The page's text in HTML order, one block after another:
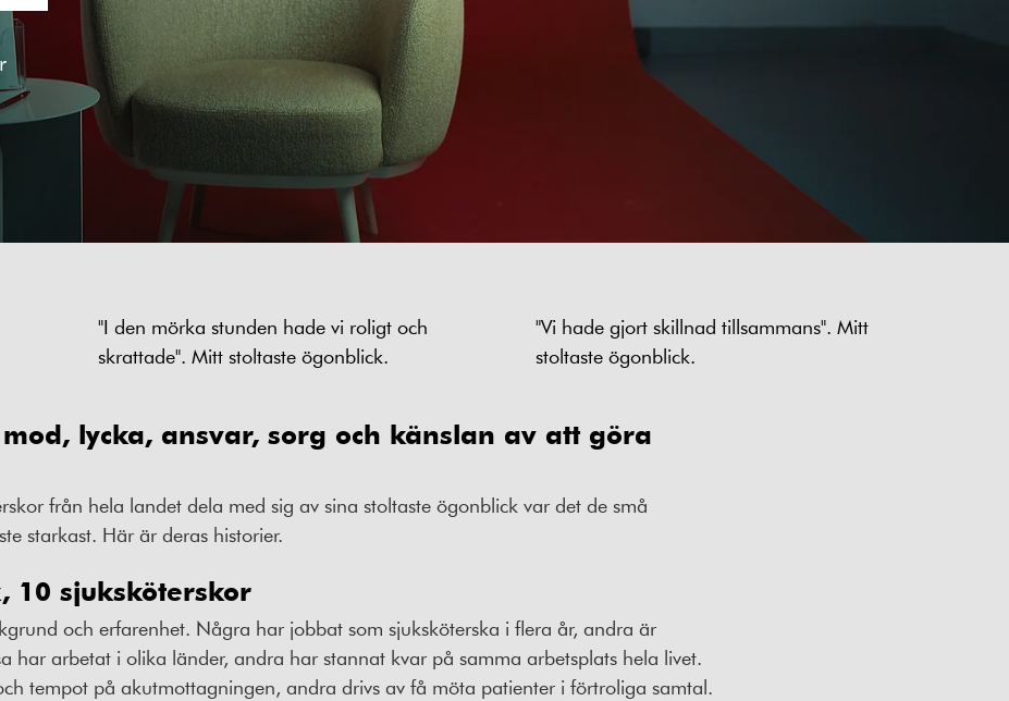
"I den mörka stunden hade vi roligt och
skrattade". Mitt stoltaste ögonblick.
"Vi hade gjort skillnad tillsammans". Mitt
stoltaste ögonblick.
mod, lycka, ansvar, sorg och känslan av att göra
från hela landet dela med sig av sina stoltaste ögonblick var det de små
starkast. Här är deras historier.
10 sjuksköterskor
och erfarenhet. Några har jobbat som sjuksköterska i flera år, andra är
har arbetat i olika länder, andra har stannat kvar på samma arbetsplats hela livet.
tempot på akutmottagningen, andra drivs av få möta patienter i förtroliga samtal.